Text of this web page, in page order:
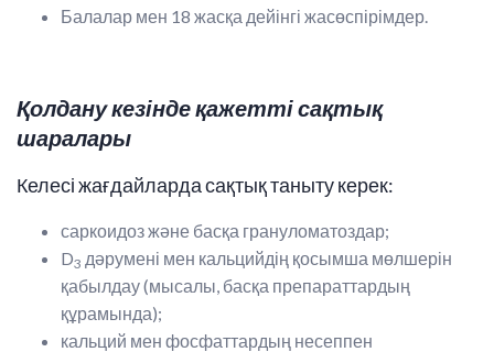
Балалар мен 18 жасқа дейінгі жасөспірімдер.
Қолдану кезінде қажетті сақтық
шаралары
Келесі жағдайларда сақтық таныту керек:
саркоидоз және басқа грануломатоздар;
D3 дәрумені мен кальцийдің қосымша мөлшерін
қабылдау (мысалы, басқа препараттардың
құрамында);
кальций мен фосфаттардың несеппен